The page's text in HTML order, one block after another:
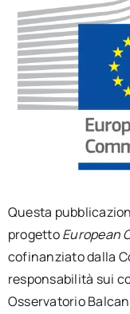
Questa
progettoEuropean
cofinanziato dalla
responsabilità sui
Osservatorio